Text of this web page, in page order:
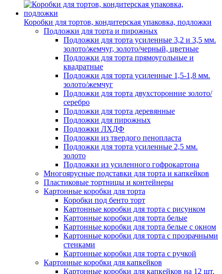
Коробки для тортов, кондитерская упаковка, подложки
Подложки для торта и пирожных
Подложки для торта усиленные 3,2 и 3,5 мм.
золото/жемчуг, золото/черный, цветные
Подложки для торта прямоугольные и
квадратные
Подложки для торта усиленные 1,5-1,8 мм.
золото/жемчуг
Подложки для торта двухсторонние золото/
серебро
Подложки для торта деревянные
Подложки для пирожных
Подложки ЛХДФ
Подложки из твердого пенопласта
Подложки для торта усиленные 2,5 мм.
золото
Подложки из усиленного гофрокартона
Многоярусные подставки для торта и капкейков
Пластиковые тортницы и контейнеры
Картонные коробки для торта
Коробки под бенто торт
Картонные коробки для торта с рисунком
Картонные коробки для торта белые
Картонные коробки для торта белые с окном
Картонные коробки для торта с прозрачными
стенками
Картонные коробки для торта с ручкой
Картонные коробки для капкейков
Картонные коробки для капкейков на 12 шт.